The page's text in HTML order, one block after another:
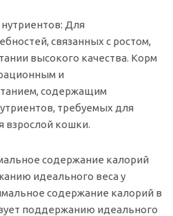
Для
связанных с ростом,
высокого качества. Корм
и
содержащим
требуемых для
взрослой кошки.
содержание калорий
идеального веса у
содержание калорий в
поддержанию идеального